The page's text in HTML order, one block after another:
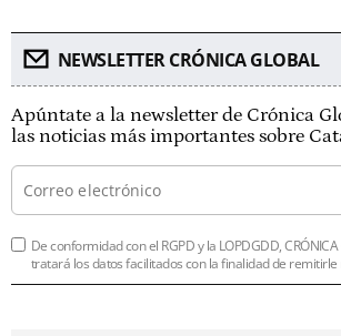
NEWSLETTER CRÓNICA GLOBAL
Apúntate a la newsletter de Crónica
las noticias más importantes sobre
De conformidad con el RGPD y la LOPDGDD, CRÓNICA
tratará los datos facilitados con la finalidad de remitirle